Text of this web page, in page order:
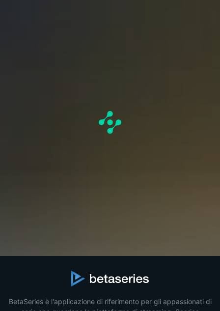
BetaSeries è l'applicazione di riferimento per gli appassionati di